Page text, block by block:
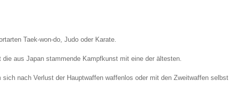
Taek-won-do, Judo oder Karate.
aus Japan stammende Kampfkunst mit eine der ältesten.
nach Verlust der Hauptwaffen waffenlos oder mit den Zweitwaffen selbst